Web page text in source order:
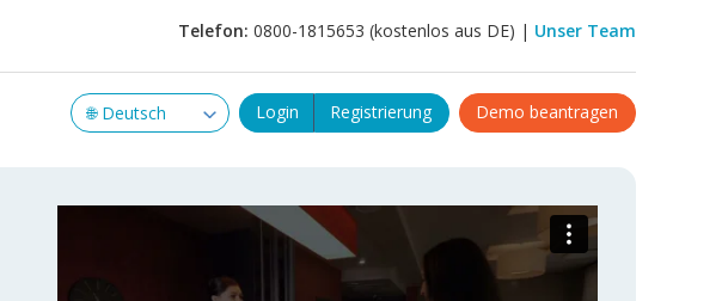
Telefon: 0800-1815653 (kostenlos aus DE) | Unser Team
Login Registrierung Demo beantragen